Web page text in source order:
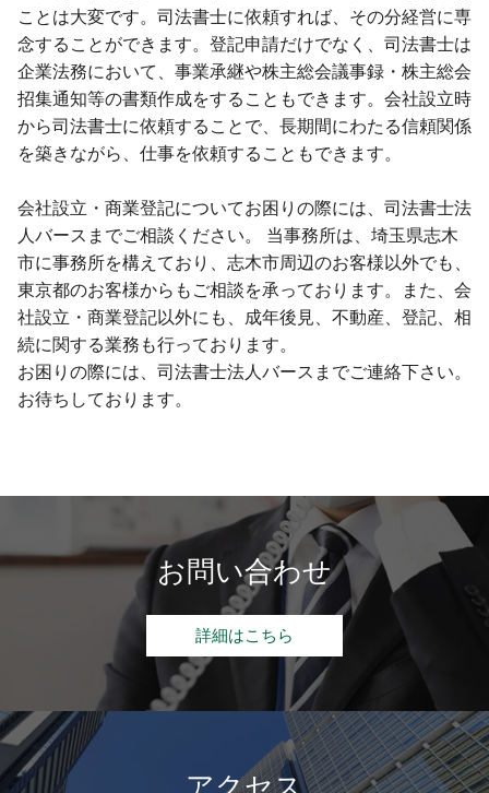
ことは大変です。司法書士に依頼すれば、その分経営に専
念することができます。登記申請だけでなく、司法書士は
企業法務において、事業承継や株主総会議事録・株主総会
招集通知等の書類作成をすることもできます。会社設立時
から司法書士に依頼することで、長期間にわたる信頼関係
を築きながら、仕事を依頼することもできます。
会社設立・商業登記についてお困りの際には、司法書士法
人バースまでご相談ください。 当事務所は、埼玉県志木
市に事務所を構えており、志木市周辺のお客様以外でも、
東京都のお客様からもご相談を承っております。また、会
社設立・商業登記以外にも、成年後見、不動産、登記、相
続に関する業務も行っております。
お困りの際には、司法書士法人バースまでご連絡下さい。
お待ちしております。
お問い合わせ
詳細はこちら